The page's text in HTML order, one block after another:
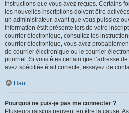
instructions que vous avez reçues. Certains
les nouvelles inscriptions doivent être
un administrateur, avant que vous puissiez
information était présente lors de votre
courrier électronique, consultez les
courrier électronique, vous avez
de courrier électronique ou le courrier
pourriel. Si vous êtes certain que l’adresse
avez spécifiée était correcte, essayez de
Haut
Pourquoi ne puis-je pas me connecter ?
Plusieurs raisons peuvent en être la cause.